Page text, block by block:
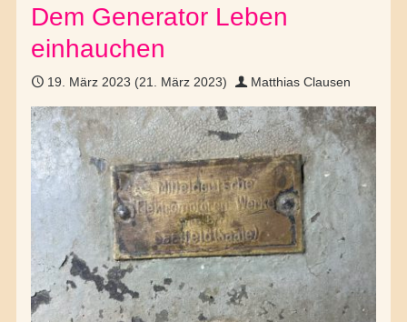
Dem Generator Leben
einhauchen
19. März 2023 (21. März 2023) Matthias Clausen